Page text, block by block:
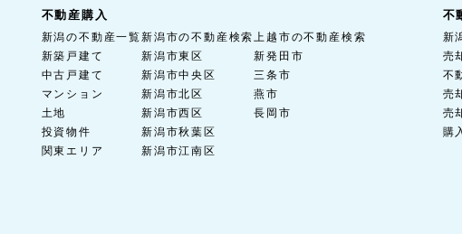
不動産購入
新潟の不動産一覧
新築戸建て
中古戸建て
マンション
土地
投資物件
関東エリア
新潟市の不動産検索
新潟市東区
新潟市中央区
新潟市北区
新潟市西区
新潟市秋葉区
新潟市江南区
上越市の不動産検索
新発田市
三条市
燕市
長岡市
不
新
売
不
売
売
購